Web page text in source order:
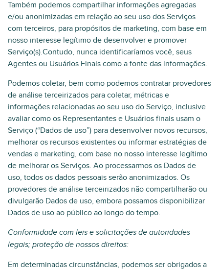
Também podemos compartilhar informações agregadas
e/ou anonimizadas em relação ao seu uso dos Serviços
com terceiros, para propósitos de marketing, com base em
nosso interesse legítimo de desenvolver e promover
Serviço(s).Contudo, nunca identificaríamos você, seus
Agentes ou Usuários Finais como a fonte das informações.
Podemos coletar, bem como podemos contratar provedores
de análise terceirizados para coletar, métricas e
informações relacionadas ao seu uso do Serviço, inclusive
avaliar como os Representantes e Usuários finais usam o
Serviço (“Dados de uso”) para desenvolver novos recursos,
melhorar os recursos existentes ou informar estratégias de
vendas e marketing, com base no nosso interesse legítimo
de melhorar os Serviços. Ao processarmos os Dados de
uso, todos os dados pessoais serão anonimizados. Os
provedores de análise terceirizados não compartilharão ou
divulgarão Dados de uso, embora possamos disponibilizar
Dados de uso ao público ao longo do tempo.
Conformidade com leis e solicitações de autoridades
legais; proteção de nossos direitos:
Em determinadas circunstâncias, podemos ser obrigados a